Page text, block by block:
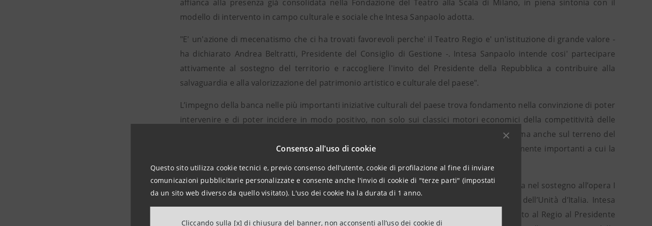
Consenso all'uso di cookie
Questo sito utilizza cookie tecnici e, previo consenso dell’utente, cookie di profilazione al fine di inviare
comunicazioni pubblicitarie personalizzate e consente anche l'invio di cookie di "terze parti" (impostati
da un sito web diverso da quello visitato). L'uso dei cookie ha la durata di 1 anno.
Cliccando sulla [x] di chiusura del banner, non acconsenti all’uso dei cookie di
affianca alla presenza già consolidata nella Fondazione del Teatro alla Scala di Milano, in piena sintonia con il
modello di intervento in campo culturale e sociale che Intesa Sanpaolo adotta.
"E' un'azione di mecenatismo che ci ha trovati favorevoli perche' il Teatro Regio e' un'istituzione di grande valore -
ha dichiarato Andrea Beltratti, Presidente del Consiglio di Gestione -. Intesa Sanpaolo intende cosi' partecipare
attivamente al sostegno del territorio e raccogliere l'invito del Presidente della Repubblica a contribuire alla
salvaguardia e alla valorizzazione del patrimonio artistico e culturale del paese".
L’impegno della banca nelle più importanti iniziative culturali del paese trova fondamento nella convinzione di poter
intervenire e di poter incidere in modo positivo, non solo sui classici motori economici della competitività delle
imprese, dove l’attività bancaria svolge un ruolo chiaro e tradizionalmente riconoscibile, ma anche sul terreno del
sostegno alla coesione e alla vitalità delle comunità, motori di crescita sostenibile ugualmente importanti a cui la
Banca riserva costanti ambiti di impegno e investimento.
L’impegno con il Teatro Regio ha anche il tratto di una collaborazione attiva che si concreta nel sostegno all’opera I
Vespri Siciliani di G. Verdi, che aprirà a Torino le celebrazioni per il 150° anniversario dell’Unità d’Italia. Intesa
Sanpaolo è particolarmente lieta di contribuire a questa produzione e di dare il benvenuto al Regio al Presidente